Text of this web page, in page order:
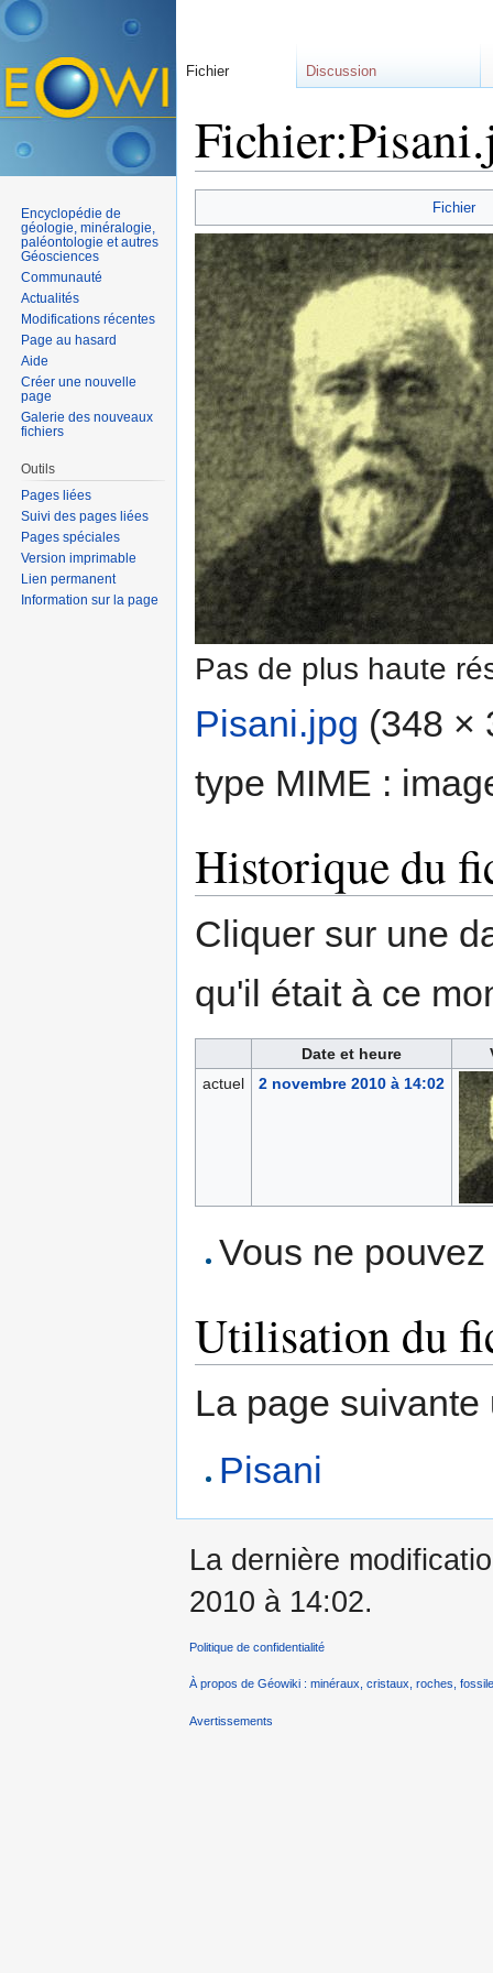
Fichier
Pas de plus haute
Pisani.jpg (348 ×
type MIME :
Historique du
Cliquer sur une
qu'il était à ce
Date et heure
actuel
2 novembre 2010 à 14:02
Vous ne
Utilisation du
La page
Pisani
Fichier Discussion
Encyclopédie de
géologie, minéralogie,
paléontologie et autres
Géosciences
Communauté
Actualités
Modifications récentes
Page au hasard
Aide
Créer une nouvelle
page
Galerie des nouveaux
fichiers
Outils
Pages liées
Suivi des pages liées
Pages spéciales
Version imprimable
Lien permanent
Information sur la page
La dernière
2010 à 14:02.
Politique de confidentialité
À propos de Géowiki : minéraux, cristaux, roches,
Avertissements